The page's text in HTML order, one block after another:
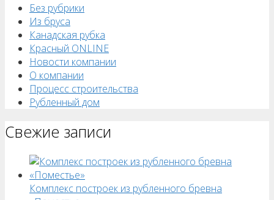
Без рубрики
Из бруса
Канадская рубка
Красный ONLINE
Новости компании
О компании
Процесс строительства
Рубленный дом
Свежие записи
Комплекс построек из рубленного бревна